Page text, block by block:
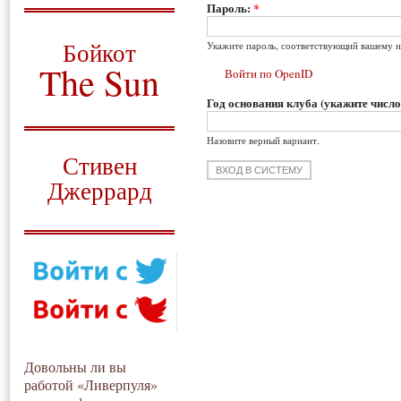
Бойкот
The Sun
Стивен
Джеррард
Довольны ли вы
работой «Ливерпуля»
Пароль:*
Укажите пароль, соответствующий вашему
Войти по OpenID
Год основания клуба (укажите
Назовите верный вариант.